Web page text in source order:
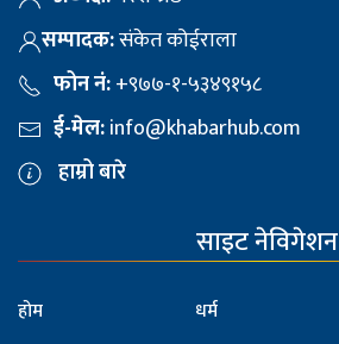
सम्पादक:संकेत कोईराला
फोन नं:+९७७-१-५३४९१५८
ई-मेल:info@khabarhub.com
हाम्रो बारे
साइट नेविगेशन
होम
धर्म